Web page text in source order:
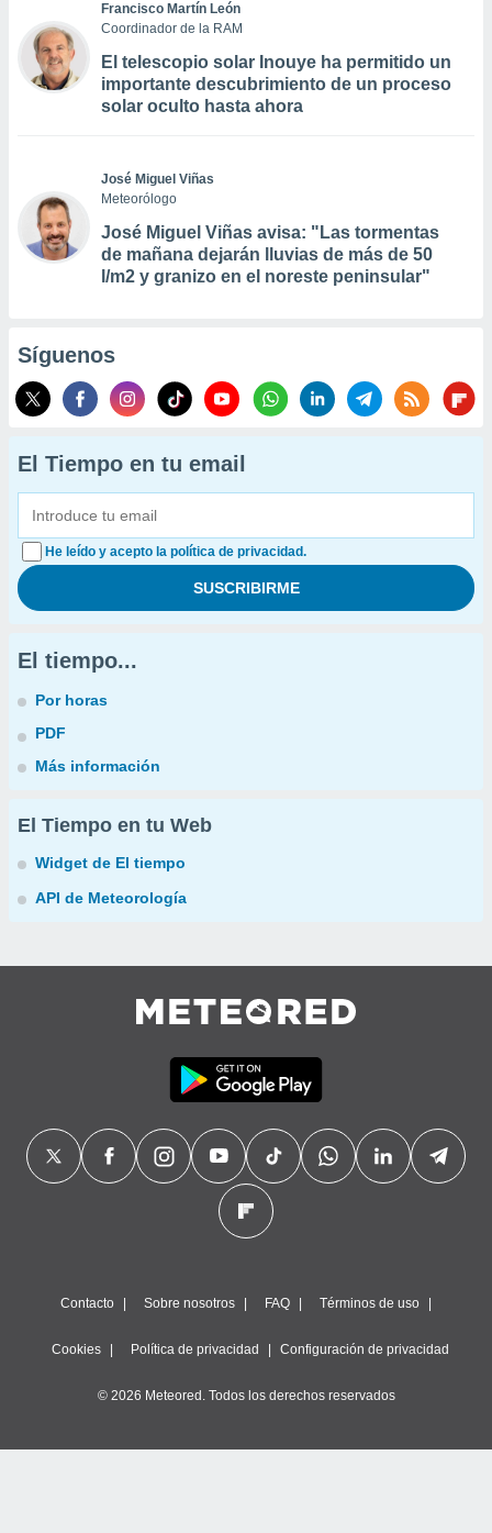
Francisco Martín León
Coordinador de la RAM
El telescopio solar Inouye ha permitido un
importante descubrimiento de un proceso
solar oculto hasta ahora
José Miguel Viñas
Meteorólogo
José Miguel Viñas avisa: "Las tormentas
de mañana dejarán lluvias de más de 50
l/m2 y granizo en el noreste peninsular"
Síguenos
El Tiempo en tu email
He leído y acepto la política de privacidad.
El tiempo...
Por horas
PDF
Más información
El Tiempo en tu Web
Widget de El tiempo
API de Meteorología
Contacto Sobre nosotros FAQ Términos de uso
Cookies Política de privacidad Configuración de privacidad
© 2026 Meteored. Todos los derechos reservados